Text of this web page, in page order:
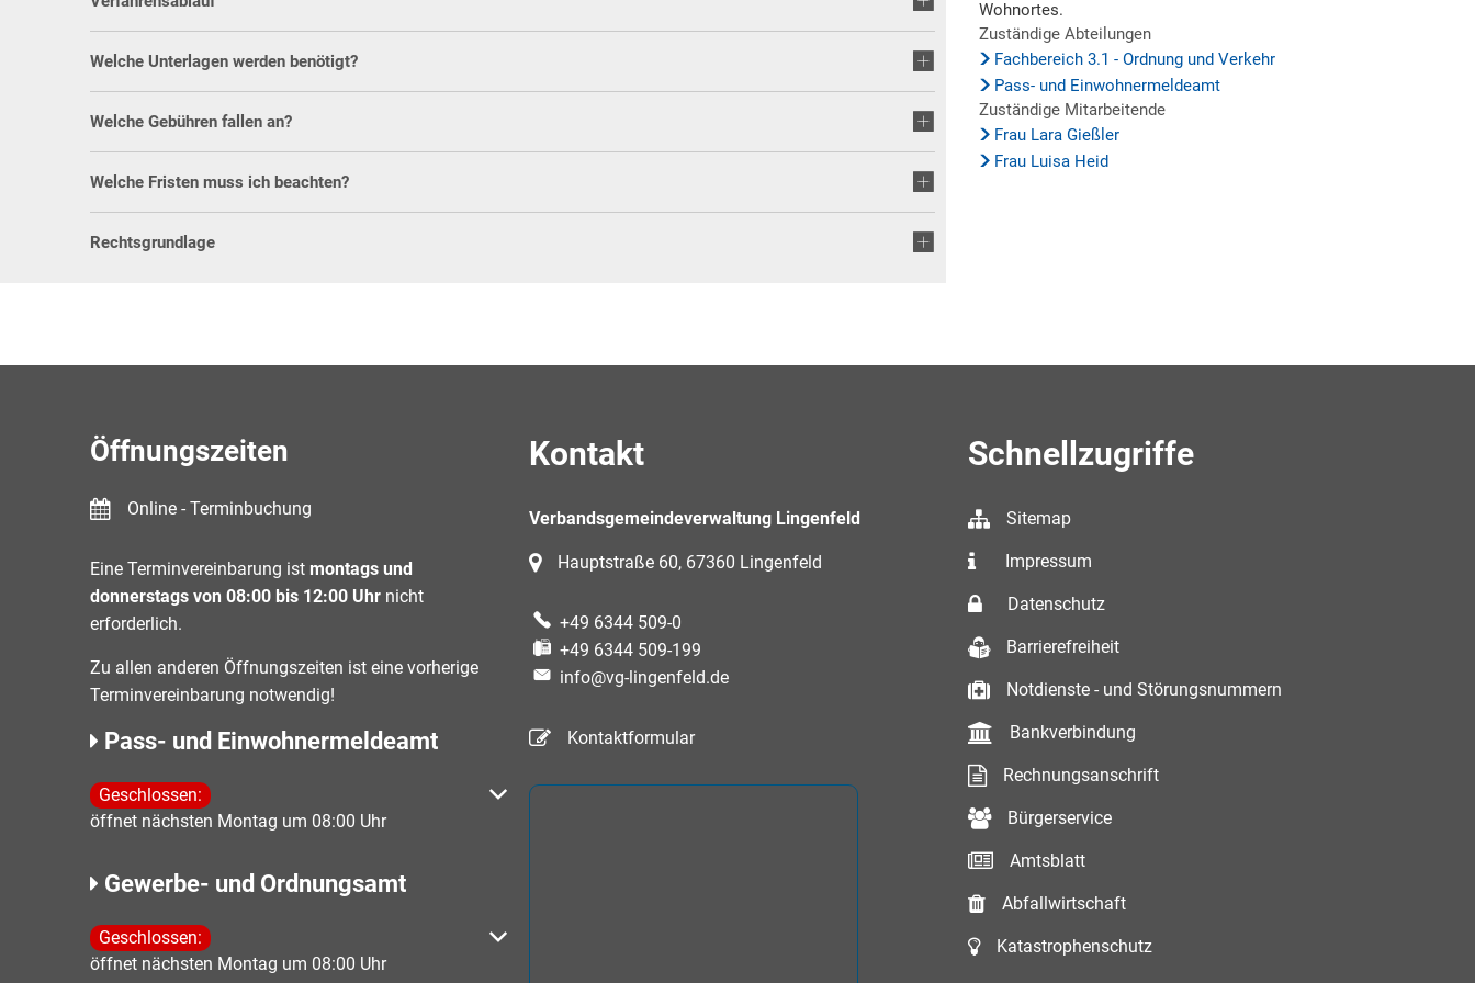
Welche Unterlagen werden benötigt?
Welche Gebühren fallen an?
Welche Fristen muss ich beachten?
Rechtsgrundlage
Wohnortes.
Zuständige Abteilungen
Fachbereich 3.1 - Ordnung und Verkehr
Pass- und Einwohnermeldeamt
Zuständige Mitarbeitende
Frau Lara Gießler
Frau Luisa Heid
Öffnungszeiten
Online - Terminbuchung
Eine Terminvereinbarung ist montags und
donnerstags von 08:00 bis 12:00 Uhr nicht
erforderlich.
Zu allen anderen Öffnungszeiten ist eine vorherige
Terminvereinbarung notwendig!
Pass- und Einwohnermeldeamt
Klicken, um weitere Öffnungs- oder Schließzeiten auszublenden
Geschlossen:
öffnet nächsten Montag um 08:00 Uhr
Gewerbe- und Ordnungsamt
Klicken, um weitere Öffnungs- oder Schließzeiten auszublenden
Geschlossen:
öffnet nächsten Montag um 08:00 Uhr
Kontakt
Verbandsgemeindeverwaltung Lingenfeld
Hauptstraße 60, 67360 Lingenfeld
+49 6344 509-0
+49 6344 509-199
info@vg-lingenfeld.de
Kontaktformular
Schnellzugriffe
Sitemap
Impressum
Datenschutz
Barrierefreiheit
Notdienste - und Störungsnummern
Bankverbindung
Rechnungsanschrift
Bürgerservice
Amtsblatt
Abfallwirtschaft
Katastrophenschutz